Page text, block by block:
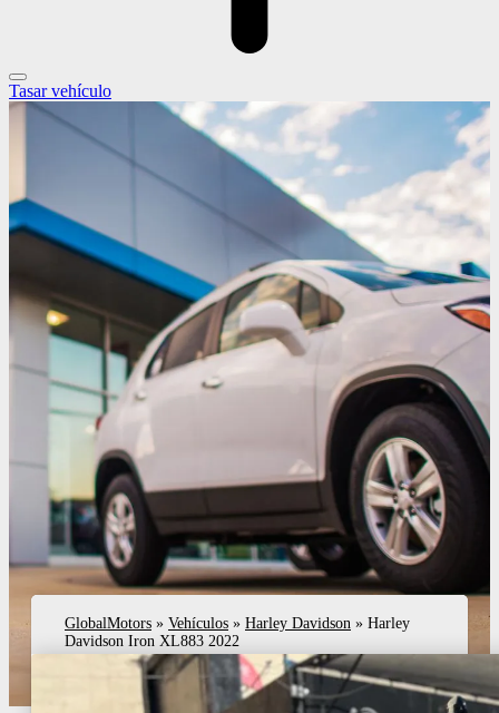
Tasar vehículo
GlobalMotors » Vehículos » Harley Davidson » Harley
Davidson Iron XL883 2022